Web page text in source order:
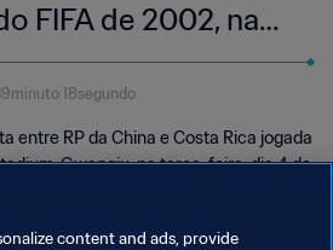
FIFA de 2002, na
| Jogo Completo
18segundo
entre RP da China e Costa Rica jogada
Gwangju, na terça-feira, dia 4 de
content and ads, provide